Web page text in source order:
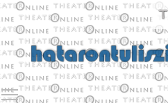
Toggle main menu visibility